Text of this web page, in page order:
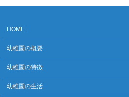
HOME
幼稚園の概要
幼稚園の特徴
幼稚園の生活